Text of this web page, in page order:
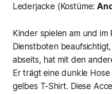
Lederjacke (Kostüme:
Kinder spielen am und im
Dienstboten
abseits, hat mit den
Er trägt eine dunkle
gelbes T-Shirt. Diese